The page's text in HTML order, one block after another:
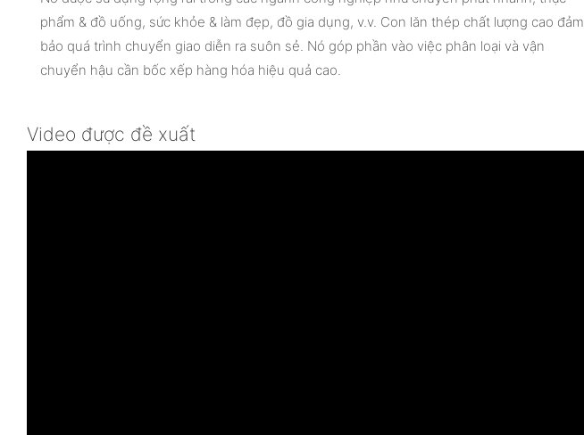
phẩm & đồ uống, sức khỏe & làm đẹp, đồ gia dụng, v.v. Con lăn thép chất lượng cao đảm
bảo quá trình chuyển giao diễn ra suôn sẻ. Nó góp phần vào việc phân loại và vận
chuyển hậu cần bốc xếp hàng hóa hiệu quả cao.
Video được đề xuất